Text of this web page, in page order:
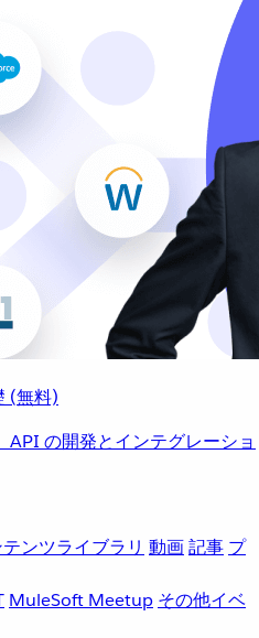
(無料)
の開発とインテグレーショ
ンツライブラリ 動画記事 プ
MuleSoft Meetup その他イベ